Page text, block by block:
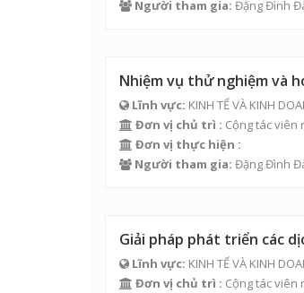
Người tham gia: Đặng Đình
Nhiệm vụ thử nghiệm và
Lĩnh vực: KINH TẾ VÀ KINH
Đơn vị chủ trì : Cộng tác viên
Đơn vị thực hiện :
Người tham gia: Đặng Đình
Giải pháp phát triển các
Lĩnh vực: KINH TẾ VÀ KINH
Đơn vị chủ trì : Cộng tác viên